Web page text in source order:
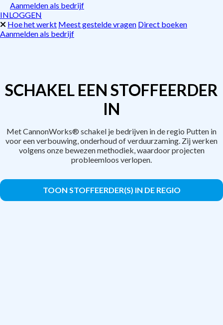
Aanmelden als bedrijf
INLOGGEN
Hoe het werkt Meest gestelde vragen Direct boeken
Aanmelden als bedrijf
SCHAKEL EEN STOFFEERDER
IN
Met CannonWorks® schakel je bedrijven in de regio Putten in
voor een verbouwing, onderhoud of verduurzaming. Zij werken
volgens onze bewezen methodiek, waardoor projecten
probleemloos verlopen.
TOON STOFFEERDER(S) IN DE REGIO